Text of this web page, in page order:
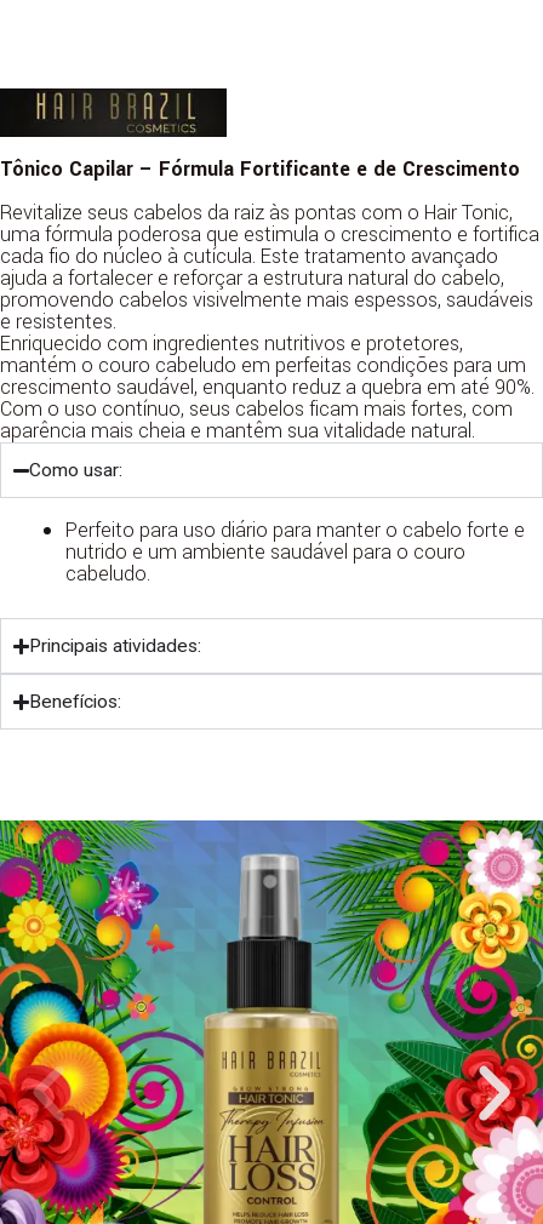
Tônico Capilar – Fórmula Fortificante e de Crescimento
Revitalize seus cabelos da raiz às pontas com o Hair Tonic,
uma fórmula poderosa que estimula o crescimento e fortifica
cada fio do núcleo à cutícula. Este tratamento avançado
ajuda a fortalecer e reforçar a estrutura natural do cabelo,
promovendo cabelos visivelmente mais espessos, saudáveis
e resistentes.
Enriquecido com ingredientes nutritivos e protetores,
mantém o couro cabeludo em perfeitas condições para um
crescimento saudável, enquanto reduz a quebra em até 90%.
Com o uso contínuo, seus cabelos ficam mais fortes, com
aparência mais cheia e mantêm sua vitalidade natural.
Como usar:
Perfeito para uso diário para manter o cabelo forte e
nutrido e um ambiente saudável para o couro
cabeludo.
Principais atividades:
Benefícios: